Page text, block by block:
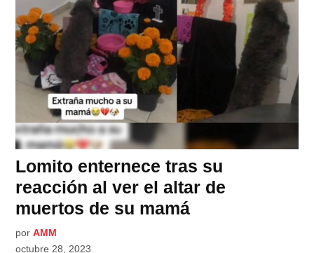
Lomito enternece tras su
reacción al ver el altar de
muertos de su mamá
por AMM
octubre 28, 2023